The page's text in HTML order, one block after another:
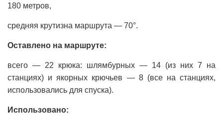
180 метров,
средняя крутизна маршрута — 70°.
Оставлено на маршруте:
всего — 22 крюка: шлямбурных — 14 (из них 7 на
станциях) и якорных крючьев — 8 (все на станциях,
использовались для спуска).
Использовано: